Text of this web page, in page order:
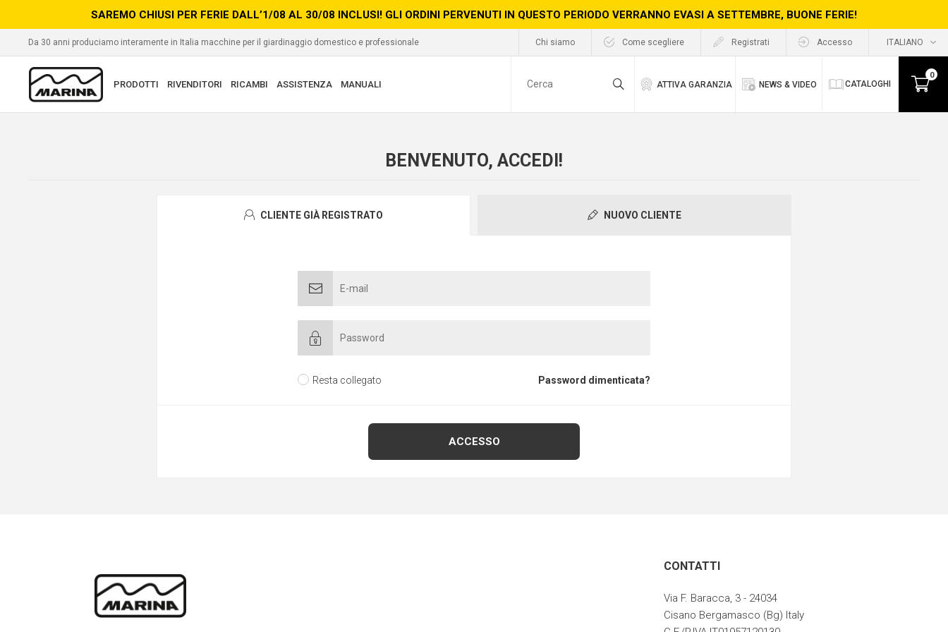
SAREMO CHIUSI PER FERIE DALL’1/08 AL 30/08 INCLUSI! GLI ORDINI PERVENUTI IN QUESTO PERIODO VERRANNO EVASI A SETTEMBRE, BUONE FERIE!
Da 30 anni produciamo interamente in Italia macchine per il giardinaggio domestico e professionale Chi siamo Come scegliere Registrati Accesso
PRODOTTI RIVENDITORI RICAMBI ASSISTENZA MANUALI ATTIVA GARANZIA NEWS & VIDEO CATALOGHI
0
BENVENUTO, ACCEDI!
CLIENTE GIÀ REGISTRATO NUOVO CLIENTE
Resta collegato Password dimenticata?
CONTATTI
Via F. Baracca, 3 - 24034
Cisano Bergamasco (Bg) Italy